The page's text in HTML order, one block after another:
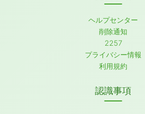
ヘルプセンター
削除通知
2257
プライバシー情報
利用規約
認識事項